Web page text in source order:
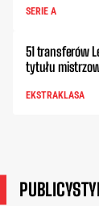
SERIE A
51 transferów
tytułu
EKSTRAKLASA